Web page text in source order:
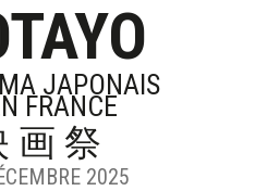
JAPONAIS
FRANCE
画祭
2025